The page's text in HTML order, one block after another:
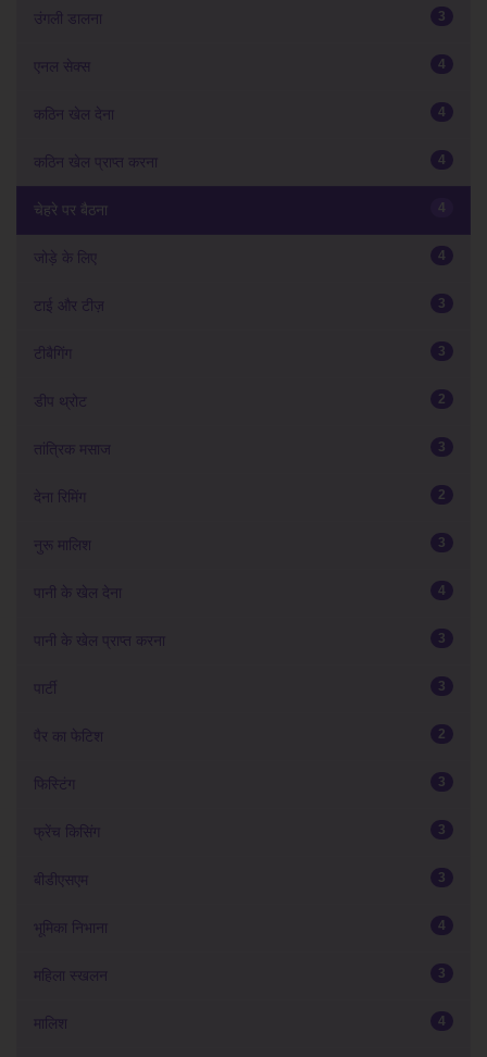
उंगली डालना 3
एनल सेक्स 4
कठिन खेल देना 4
कठिन खेल प्राप्त करना 4
चेहरे पर बैठना 4
जोड़े के लिए 4
टाई और टीज़ 3
टीबैगिंग 3
डीप थ्रोट 2
तांत्रिक मसाज 3
देना रिमिंग 2
नुरू मालिश 3
पानी के खेल देना 4
पानी के खेल प्राप्त करना 3
पार्टी 3
पैर का फेटिश 2
फिस्टिंग 3
फ्रेंच किसिंग 3
बीडीएसएम 3
भूमिका निभाना 4
महिला स्खलन 3
मालिश 4